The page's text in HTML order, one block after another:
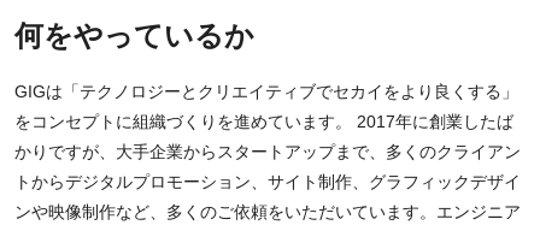
何をやっているか
GIGは「テクノロジーとクリエイティブでセカイをより良くする」
をコンセプトに組織づくりを進めています。 2017年に創業したば
かりですが、大手企業からスタートアップまで、多くのクライアン
トからデジタルプロモーション、サイト制作、グラフィックデザイ
ンや映像制作など、多くのご依頼をいただいています。エンジニア